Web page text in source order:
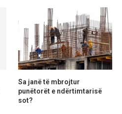
Sa janë të mbrojtur
punëtorët e ndërtimtarisë
sot?